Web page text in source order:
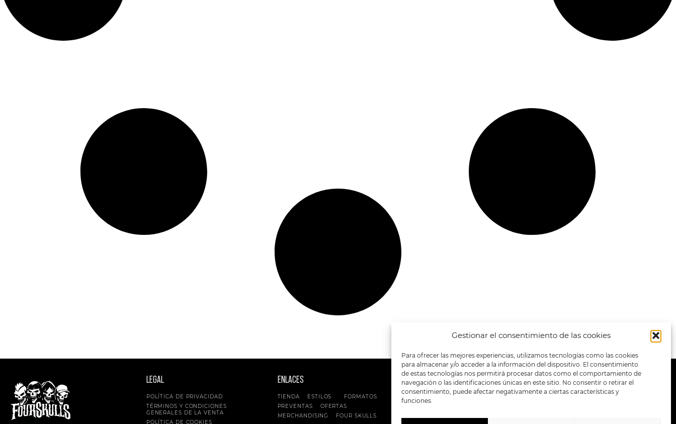
Gestionar el consentimiento de las cookies
Para ofrecer las mejores experiencias, utilizamos tecnologías como las cookies
para almacenar y/o acceder a la información del dispositivo. El consentimiento
de estas tecnologías nos permitirá procesar datos como el comportamiento de
navegación o las identificaciones únicas en este sitio. No consentir o retirar el
consentimiento, puede afectar negativamente a ciertas características y
funciones.
LEGAL
POLÍTICA DE PRIVACIDAD
TÉRMINOS Y CONDICIONES
GENERALES DE LA VENTA
POLÍTICA DE COOKIES
ENLACES
TIENDA ESTILOS
FORMATOS
PREVENTAS
OFERTAS
MERCHANDISING
FOUR SKULLS
SIGUENOS EN: METODOS DE PAGO: